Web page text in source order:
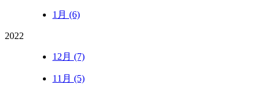
1月 (6)
2022
12月 (7)
11月 (5)